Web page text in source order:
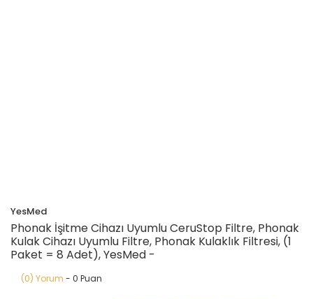
YesMed
Phonak İşitme Cihazı Uyumlu CeruStop Filtre, Phonak
Kulak Cihazı Uyumlu Filtre, Phonak Kulaklık Filtresi, (1
Paket = 8 Adet), YesMed -
(0) Yorum - 0 Puan